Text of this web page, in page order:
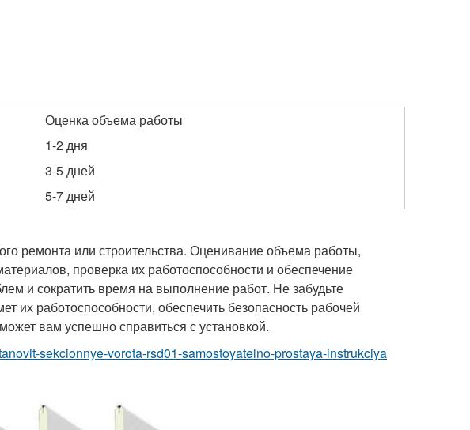
Оценка объема работы
1-2 дня
3-5 дней
5-7 дней
ремонта или строительства. Оценивание объема работы,
проверка их работоспособности и обеспечение
и сократить время на выполнение работ. Не забудьте
их работоспособности, обеспечить безопасность рабочей
вам успешно справиться с установкой.
sekcionnye-vorota-rsd01-samostoyatelno-prostaya-instrukciya